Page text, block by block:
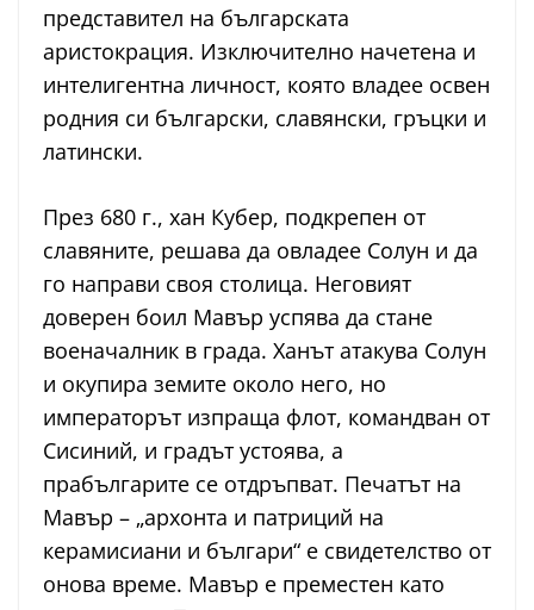
представител на българската
аристокрация. Изключително начетена и
интелигентна личност, която владее освен
родния си български, славянски, гръцки и
латински.
През 680 г., хан Кубер, подкрепен от
славяните, решава да овладее Солун и да
го направи своя столица. Неговият
доверен боил Мавър успява да стане
военачалник в града. Ханът атакува Солун
и окупира земите около него, но
императорът изпраща флот, командван от
Сисиний, и градът устоява, а
прабългарите се отдръпват. Печатът на
Мавър – „архонта и патриций на
керамисиани и българи“ е свидетелство от
онова време. Мавър е преместен като